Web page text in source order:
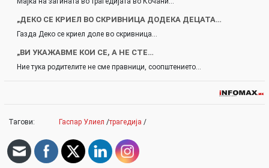
„ДЕКО СЕ КРИЕЛ ВО СКРИВНИЦА ДОДЕКА ДЕЦАТА…
Газда Деко се криел доле во скривница…
„ВИ УКАЖАВМЕ КОИ СЕ, А НЕ СТЕ…
Ние тука родителите не сме правници, соопштението…
Тагови: Гаспар Улиел /трагедија /